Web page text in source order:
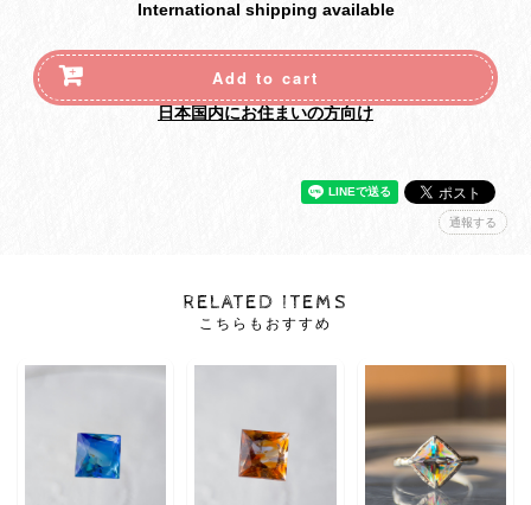
International shipping available
Add to cart
日本国内にお住まいの方向け
通報する
RELATED ITEMS
こちらもおすすめ